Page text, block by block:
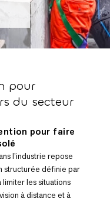
pour
du secteur
pour faire
l’industrie repose
structurée définie par
limiter les situations
à distance et à